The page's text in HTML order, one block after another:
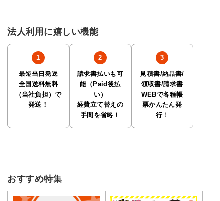
法人利用に嬉しい機能
最短当日発送
全国送料無料
（当社負担）で
発送！
請求書払いも可
能（Paid後払
い）
経費立て替えの
手間を省略！
見積書/納品書/
領収書/請求書
WEBで各種帳
票かんたん発
行！
おすすめ特集